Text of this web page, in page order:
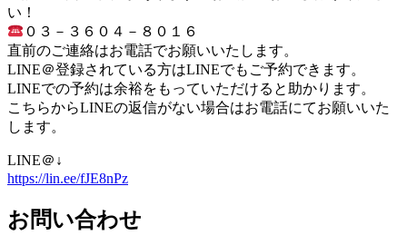
い！
０３－３６０４－８０１６
直前のご連絡はお電話でお願いいたします。
LINE＠登録されている方はLINEでもご予約できます。
LINEでの予約は余裕をもっていただけると助かります。
こちらからLINEの返信がない場合はお電話にてお願いいた
します。
LINE＠↓
https://lin.ee/fJE8nPz
お問い合わせ